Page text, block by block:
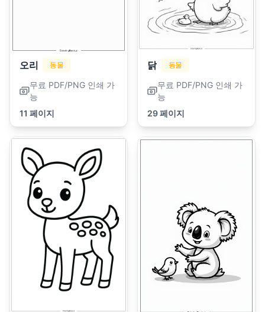
오리 동물
무료 PDF/PNG 인쇄 가
능
11 페이지
닭 동물
무료 PDF/PNG 인쇄 가
능
29 페이지